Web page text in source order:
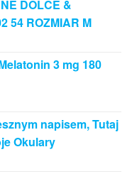
DOLCE &
54 ROZMIAR M
3 mg 180
napisem, Tutaj
Okulary